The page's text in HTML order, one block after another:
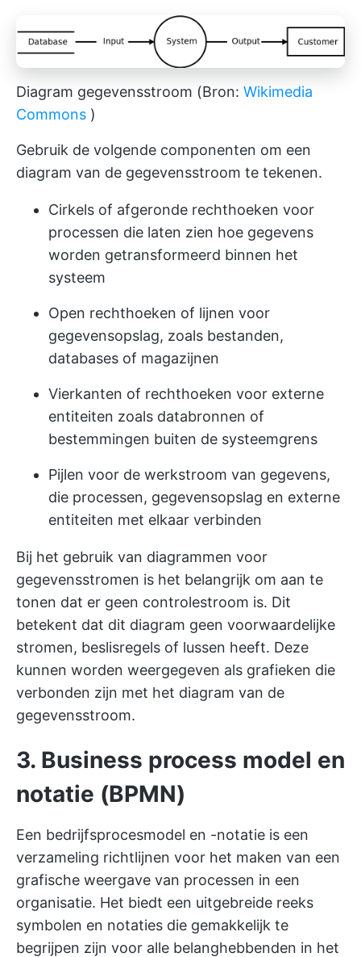
Diagram gegevensstroom (Bron: Wikimedia
Commons )
Gebruik de volgende componenten om een
diagram van de gegevensstroom te tekenen.
Cirkels of afgeronde rechthoeken voor
processen die laten zien hoe gegevens
worden getransformeerd binnen het
systeem
Open rechthoeken of lijnen voor
gegevensopslag, zoals bestanden,
databases of magazijnen
Vierkanten of rechthoeken voor externe
entiteiten zoals databronnen of
bestemmingen buiten de systeemgrens
Pijlen voor de werkstroom van gegevens,
die processen, gegevensopslag en externe
entiteiten met elkaar verbinden
Bij het gebruik van diagrammen voor
gegevensstromen is het belangrijk om aan te
tonen dat er geen controlestroom is. Dit
betekent dat dit diagram geen voorwaardelijke
stromen, beslisregels of lussen heeft. Deze
kunnen worden weergegeven als grafieken die
verbonden zijn met het diagram van de
gegevensstroom.
3. Business process model en
notatie (BPMN)
Een bedrijfsprocesmodel en -notatie is een
verzameling richtlijnen voor het maken van een
grafische weergave van processen in een
organisatie. Het biedt een uitgebreide reeks
symbolen en notaties die gemakkelijk te
begrijpen zijn voor alle belanghebbenden in het